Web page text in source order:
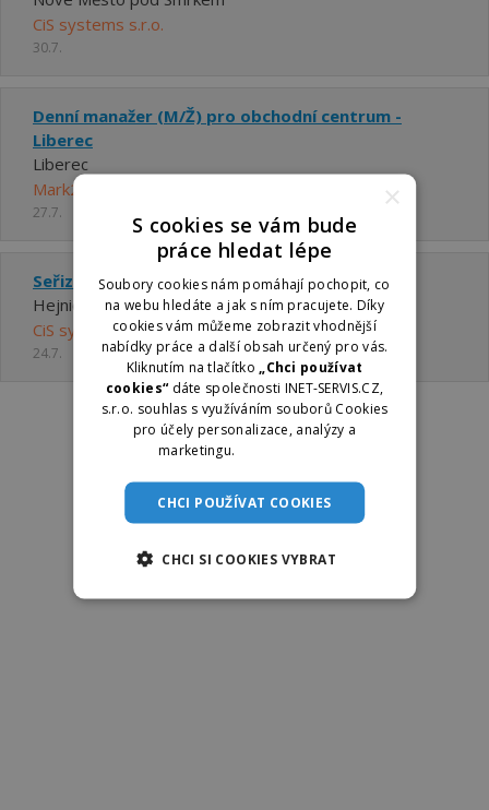
CiS systems s.r.o.
30.7.
Denní manažer (M/Ž) pro obchodní centrum -
Liberec
Liberec
Mark2 Corporation Czech a.s.
27.7.
Seřizovač elektrické kontroly
Hejnice
CiS systems s.r.o.
24.7.
×
S cookies se vám bude
práce hledat lépe
Soubory cookies nám pomáhají pochopit, co
na webu hledáte a jak s ním pracujete. Díky
cookies vám můžeme zobrazit vhodnější
nabídky práce a další obsah určený pro vás.
Kliknutím na tlačítko
„Chci používat
cookies“ dáte společnosti INET-SERVIS.CZ,
s.r.o. souhlas s využíváním souborů Cookies
pro účely personalizace, analýzy a
marketingu.
CHCI POUŽÍVAT COOKIES
CHCI SI COOKIES VYBRAT